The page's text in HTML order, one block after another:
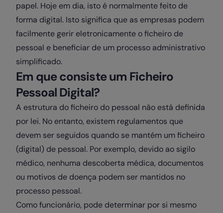
papel. Hoje em dia, isto é normalmente feito de
forma digital. Isto significa que as empresas podem
facilmente gerir eletronicamente o ficheiro de
pessoal e beneficiar de um processo administrativo
simplificado.
Em que consiste um Ficheiro
Pessoal Digital?
A estrutura do ficheiro do pessoal não está definida
por lei. No entanto, existem regulamentos que
devem ser seguidos quando se mantém um ficheiro
(digital) de pessoal. Por exemplo, devido ao sigilo
médico, nenhuma descoberta médica, documentos
ou motivos de doença podem ser mantidos no
processo pessoal.
Como funcionário, pode determinar por si mesmo